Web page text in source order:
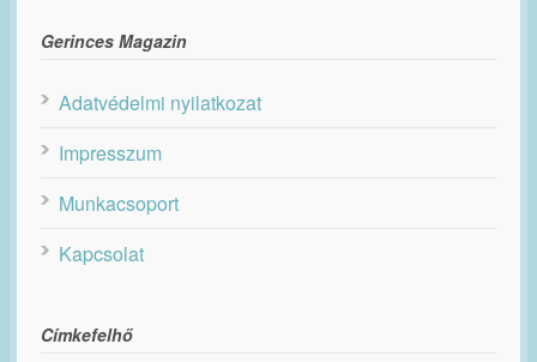
Gerinces Magazin
Adatvédelmi nyilatkozat
Impresszum
Munkacsoport
Kapcsolat
Címkefelhő